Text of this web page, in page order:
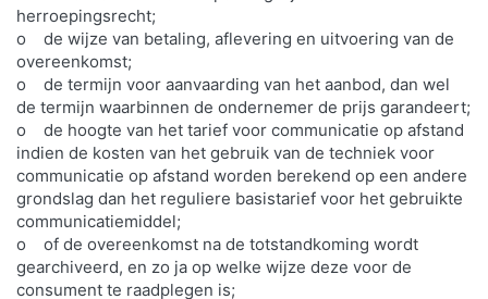
herroepingsrecht;
o de wijze van betaling, aflevering en uitvoering van de
overeenkomst;
o de termijn voor aanvaarding van het aanbod, dan wel
de termijn waarbinnen de ondernemer de prijs garandeert;
o de hoogte van het tarief voor communicatie op afstand
indien de kosten van het gebruik van de techniek voor
communicatie op afstand worden berekend op een andere
grondslag dan het reguliere basistarief voor het gebruikte
communicatiemiddel;
o of de overeenkomst na de totstandkoming wordt
gearchiveerd, en zo ja op welke wijze deze voor de
consument te raadplegen is;